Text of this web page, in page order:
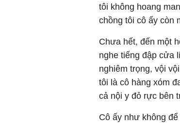
tôi không hoang
chồng tôi cô ấy còn
Chưa hết, đến một
nghe tiếng đập cửa
nghiêm trọng, vội
tôi là cô hàng xóm
cả nội y đỏ rực bên
Cô ấy như không